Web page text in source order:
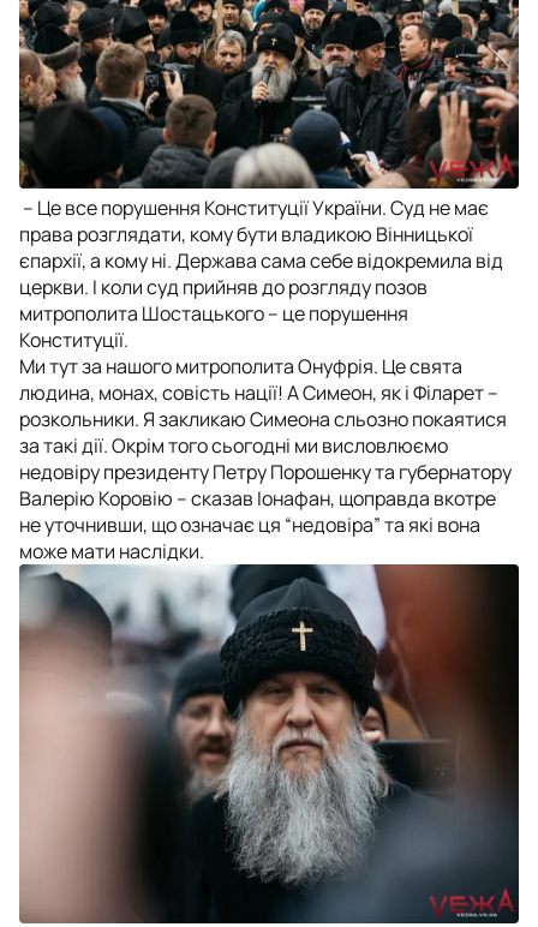
– Це все порушення Конституції України. Суд не має
права розглядати, кому бути владикою Вінницької
єпархії, а кому ні. Держава сама себе відокремила від
церкви. І коли суд прийняв до розгляду позов
митрополита Шостацького – це порушення
Конституції.
Ми тут за нашого митрополита Онуфрія. Це свята
людина, монах, совість нації! А Симеон, як і Філарет –
розкольники. Я закликаю Симеона сльозно покаятися
за такі дії. Окрім того сьогодні ми висловлюємо
недовіру президенту Петру Порошенку та губернатору
Валерію Коровію – сказав Іонафан, щоправда вкотре
не уточнивши, що означає ця “недовіра” та які вона
може мати наслідки.